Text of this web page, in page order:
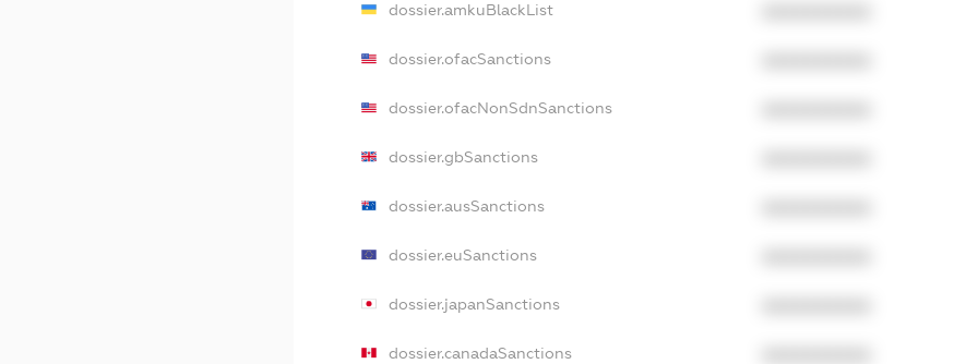
dossier.amkuBlackList
dossier.ofacSanctions
dossier.ofacNonSdnSanctions
dossier.gbSanctions
dossier.ausSanctions
dossier.euSanctions
dossier.japanSanctions
dossier.canadaSanctions